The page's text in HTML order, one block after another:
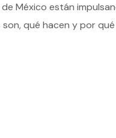
México están
qué hacen y por